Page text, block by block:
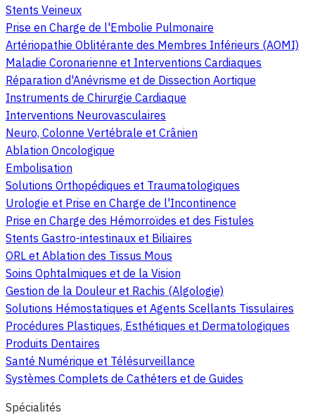
Stents Veineux
Prise en Charge de l'Embolie Pulmonaire
Artériopathie Oblitérante des Membres Inférieurs (AOMI)
Maladie Coronarienne et Interventions Cardiaques
Réparation d'Anévrisme et de Dissection Aortique
Instruments de Chirurgie Cardiaque
Interventions Neurovasculaires
Neuro, Colonne Vertébrale et Crânien
Ablation Oncologique
Embolisation
Solutions Orthopédiques et Traumatologiques
Urologie et Prise en Charge de l'Incontinence
Prise en Charge des Hémorroïdes et des Fistules
Stents Gastro-intestinaux et Biliaires
ORL et Ablation des Tissus Mous
Soins Ophtalmiques et de la Vision
Gestion de la Douleur et Rachis (Algologie)
Solutions Hémostatiques et Agents Scellants Tissulaires
Procédures Plastiques, Esthétiques et Dermatologiques
Produits Dentaires
Santé Numérique et Télésurveillance
Systèmes Complets de Cathéters et de Guides
Spécialités